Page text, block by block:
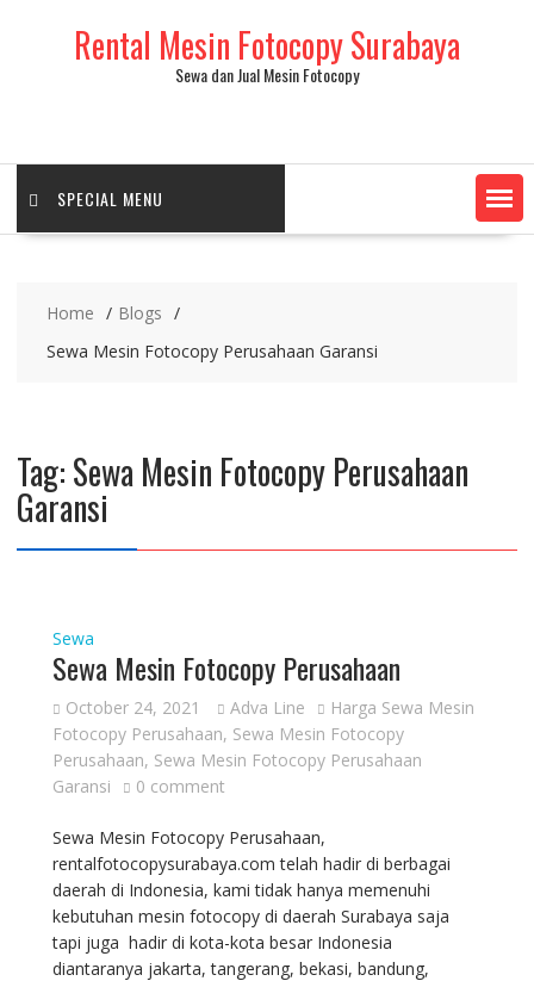
Rental Mesin Fotocopy Surabaya
Sewa dan Jual Mesin Fotocopy
SPECIAL MENU
Home
Blogs
Sewa Mesin Fotocopy Perusahaan Garansi
Tag:Sewa Mesin Fotocopy Perusahaan
Garansi
Sewa
Sewa Mesin Fotocopy Perusahaan
October 24, 2021 Adva Line
Harga Sewa Mesin
Fotocopy Perusahaan, Sewa Mesin Fotocopy
Perusahaan, Sewa Mesin Fotocopy Perusahaan
Garansi
0 comment
Sewa Mesin Fotocopy Perusahaan,
rentalfotocopysurabaya.com telah hadir di berbagai
daerah di Indonesia, kami tidak hanya memenuhi
kebutuhan mesin fotocopy di daerah Surabaya saja
tapi juga hadir di kota-kota besar Indonesia
diantaranya jakarta, tangerang, bekasi, bandung,